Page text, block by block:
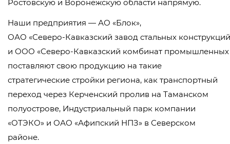
Ростовскую и Воронежскую области напрямую.
Наши предприятия — АО «Блок»,
ОАО «Северо-Кавказский завод стальных
и ООО «Северо-Кавказский комбинат промышленных
поставляют свою продукцию на такие
стратегические стройки региона, как транспортный
переход через Керченский пролив на Таманском
полуострове, Индустриальный парк компании
«ОТЭКО» и ОАО «Афипский НПЗ» в Северском
районе.